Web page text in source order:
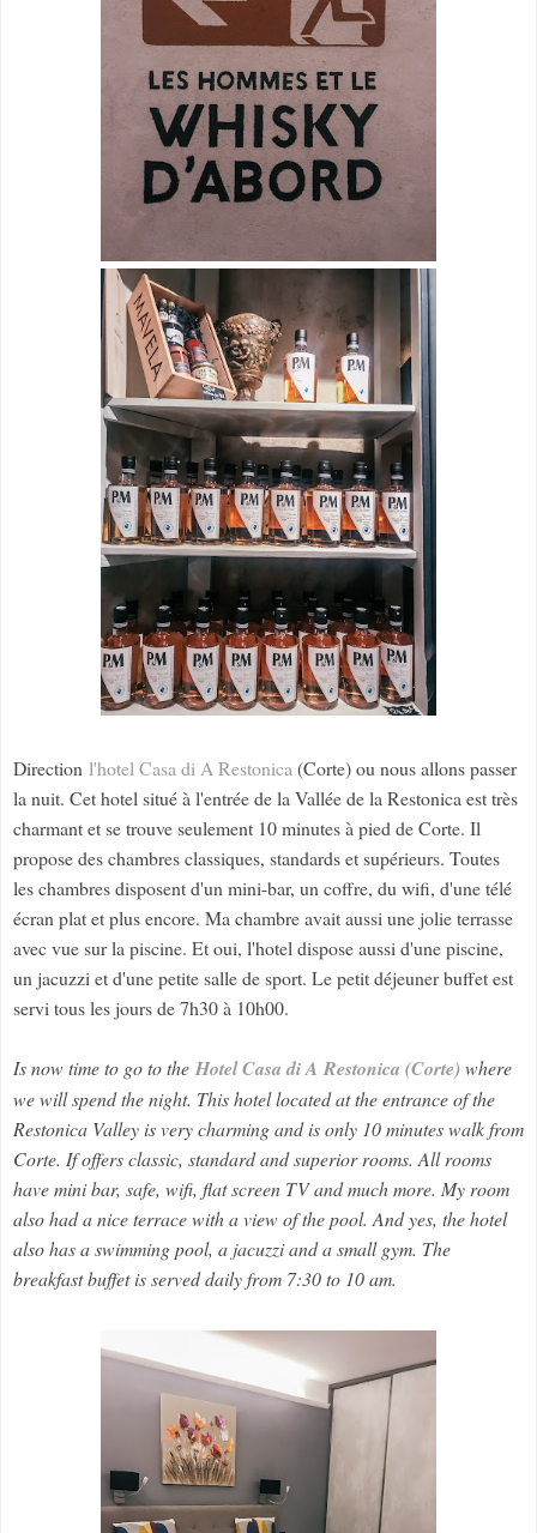
Direction l'hotel Casa di A Restonica (Corte) ou nous allons passer
la nuit. Cet hotel situé à l'entrée de la Vallée de la Restonica est très
charmant et se trouve seulement 10 minutes à pied de Corte. Il
propose des chambres classiques, standards et supérieurs. Toutes
les chambres disposent d'un mini-bar, un coffre, du wifi, d'une télé
écran plat et plus encore. Ma chambre avait aussi une jolie terrasse
avec vue sur la piscine. Et oui, l'hotel dispose aussi d'une piscine,
un jacuzzi et d'une petite salle de sport. Le petit déjeuner buffet est
servi tous les jours de 7h30 à 10h00.
Is now time to go to the Hotel Casa di A Restonica (Corte)where
we will spend the night. This hotel located at the entrance of the
Restonica Valley is very charming and is only 10 minutes walk from
Corte. If offers classic, standard and superior rooms. All rooms
have mini bar, safe, wifi, flat screen TV and much more. My room
also had a nice terrace with a view of the pool. And yes, the hotel
also has a swimming pool, a jacuzzi and a small gym. The
breakfast buffet is served daily from 7:30 to 10 am.